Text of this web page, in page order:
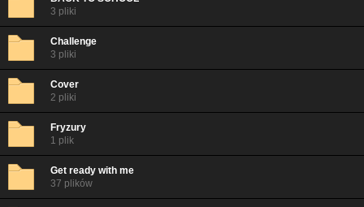
3 pliki
Challenge
3 pliki
Cover
2 pliki
Fryzury
1 plik
Get ready with me
37 plików